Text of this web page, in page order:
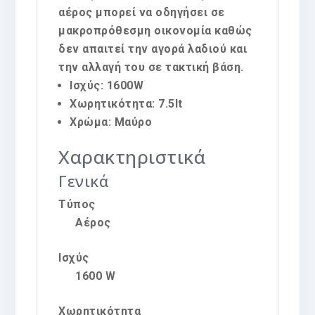
αέρος μπορεί να οδηγήσει σε
μακροπρόθεσμη οικονομία καθώς
δεν απαιτεί την αγορά λαδιού και
την αλλαγή του σε τακτική βάση.
Ισχύς: 1600W
Χωρητικότητα: 7.5lt
Χρώμα: Μαύρο
Χαρακτηριστικά
Γενικά
Τύπος
Αέρος
Ισχύς
1600 W
Χωρητικότητα